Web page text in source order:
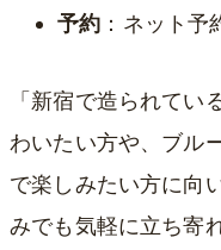
予約 ：ネット予
「新宿で造られてい
わいたい方や、ブル
で楽しみたい方に向
みでも気軽に立ち寄